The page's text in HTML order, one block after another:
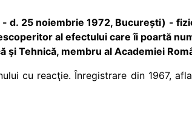
d. 25 noiembrie 1972, București) -
al efectului care îi poartă
Tehnică, membru al Academiei
cu reacţie. Înregistrare din 1967,